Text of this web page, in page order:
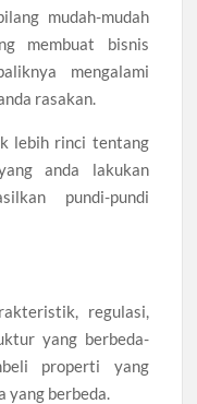
mudah-mudah
membuat bisnis
mengalami
rasakan.
lebih rinci tentang
anda lakukan
pundi-pundi
regulasi,
yang berbeda-
properti yang
yang berbeda.